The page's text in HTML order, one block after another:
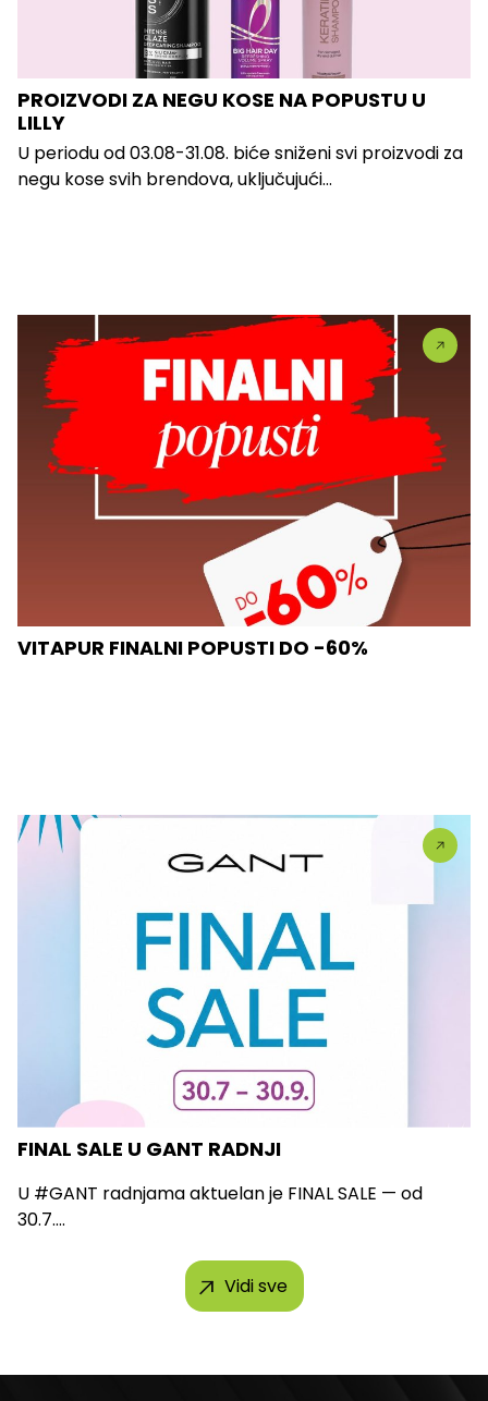
PROIZVODI ZA NEGU KOSE NA POPUSTU U
LILLY
U periodu od 03.08-31.08. biće sniženi svi proizvodi za
negu kose svih brendova, uključujući...
VITAPUR FINALNI POPUSTI DO -60%
FINAL SALE U GANT RADNJI
U #GANT radnjama aktuelan je FINAL SALE — od
30.7....
Vidi sve